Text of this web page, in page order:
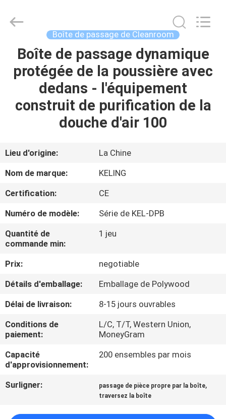
LA
MAISON
PRODUITS
À
PROPOS
DE
VISITE
L'USINE
CONTRÔLE
DE
LA
QUALITÉ
NOUS
Technology
Company.
Reserved.
Boîte de passage de Cleanroom
Boîte de passage dynamique
protégée de la poussière avec
dedans - l'équipement
construit de purification de la
douche d'air 100
Lieu d'origine:
La Chine
Nom de marque:
KELING
Certification:
CE
Numéro de modèle:
Série de KEL-DPB
Quantité de
commande min:
1 jeu
Prix:
negotiable
Détails d'emballage:
Emballage de Polywood
Délai de livraison:
8-15 jours ouvrables
Conditions de
paiement:
L/C, T/T, Western Union,
MoneyGram
Capacité
d'approvisionnement:
200 ensembles par mois
Surligner: passage de pièce propre par la boîte,
traversez la boîte